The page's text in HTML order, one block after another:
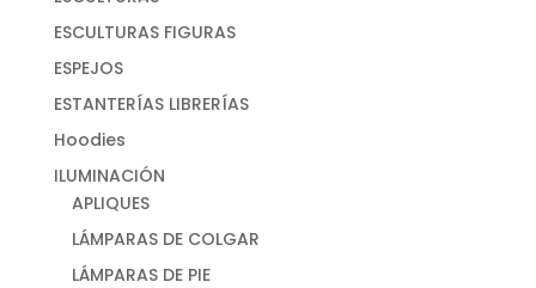
ESCULTURAS FIGURAS
ESPEJOS
ESTANTERÍAS LIBRERÍAS
Hoodies
ILUMINACIÓN
APLIQUES
LÁMPARAS DE COLGAR
LÁMPARAS DE PIE